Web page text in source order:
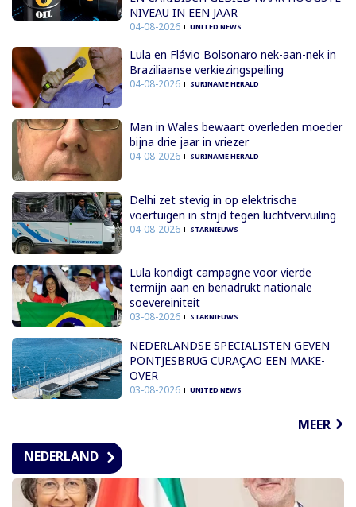
NIVEAU IN EEN JAAR
04-08-2026 UNITED NEWS
Lula en Flávio Bolsonaro nek-aan-nek in
Braziliaanse verkiezingspeiling
04-08-2026 SURINAME HERALD
Man in Wales bewaart overleden moeder
bijna drie jaar in vriezer
04-08-2026 SURINAME HERALD
Delhi zet stevig in op elektrische
voertuigen in strijd tegen luchtvervuiling
04-08-2026 STARNIEUWS
Lula kondigt campagne voor vierde
termijn aan en benadrukt nationale
soevereiniteit
03-08-2026 STARNIEUWS
NEDERLANDSE SPECIALISTEN GEVEN
PONTJESBRUG CURAÇAO EEN MAKE-
OVER
03-08-2026 UNITED NEWS
MEER
NEDERLAND